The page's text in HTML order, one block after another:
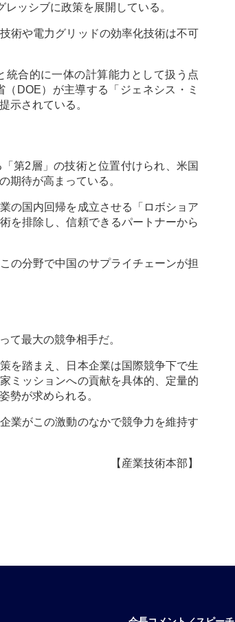
ッシブに政策を展開している。
術や電力グリッドの効率化技術は不可
合的に一体の計算能力として扱う点
DOE）が主導する「ジェネシス・ミ
示されている。
第2層」の技術と位置付けられ、米国
期待が高まっている。
の国内回帰を成立させる「ロボショア
を排除し、信頼できるパートナーから
の分野で中国のサプライチェーンが担
て最大の競争相手だ。
を踏まえ、日本企業は国際競争下で生
ミッションへの貢献を具体的、定量的
勢が求められる。
業がこの激動のなかで競争力を維持す
【産業技術本部】